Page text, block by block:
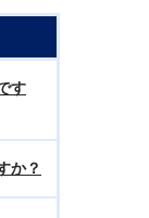
す
か？